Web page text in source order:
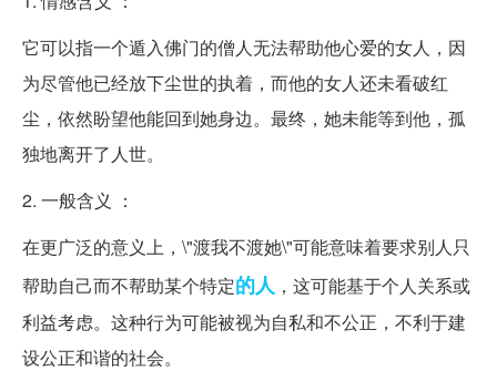
它可以指一个遁入佛门的僧人无法帮助他心爱的女人，因
为尽管他已经放下尘世的执着，而他的女人还未看破红
尘，依然盼望他能回到她身边。最终，她未能等到他，孤
独地离开了人世。
2. 一般含义 ：
在更广泛的意义上，\"渡我不渡她\"可能意味着要求别人只
帮助自己而不帮助某个特定的人 ，这可能基于个人关系或
利益考虑。这种行为可能被视为自私和不公正，不利于建
设公正和谐的社会。